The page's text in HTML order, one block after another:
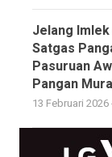
Jelang Imlek
Satgas
Pasuruan
Pangan
13 Februari 2026